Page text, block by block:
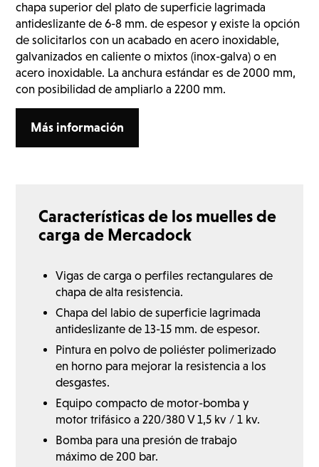
chapa superior del plato de superficie lagrimada
antideslizante de 6-8 mm. de espesor y existe la opción
de solicitarlos con un acabado en acero inoxidable,
galvanizados en caliente o mixtos (inox-galva) o en
acero inoxidable. La anchura estándar es de 2000 mm,
con posibilidad de ampliarlo a 2200 mm.
Más información
Características de los muelles de
carga de Mercadock
Vigas de carga o perfiles rectangulares de
chapa de alta resistencia.
Chapa del labio de superficie lagrimada
antideslizante de 13-15 mm. de espesor.
Pintura en polvo de poliéster polimerizado
en horno para mejorar la resistencia a los
desgastes.
Equipo compacto de motor-bomba y
motor trifásico a 220/380 V 1,5 kv / 1 kv.
Bomba para una presión de trabajo
máximo de 200 bar.